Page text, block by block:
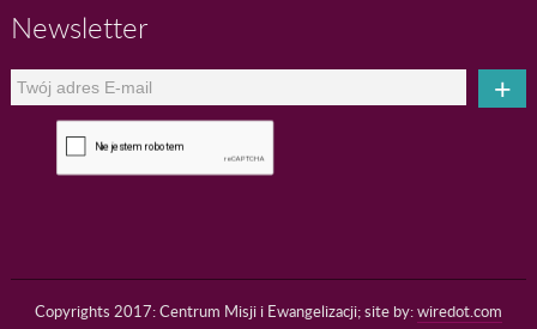
Newsletter
+
Copyrights 2017: Centrum Misji i Ewangelizacji; site by:wiredot.com